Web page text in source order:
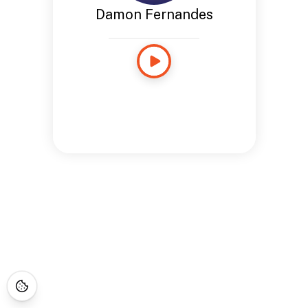
Damon Fernandes